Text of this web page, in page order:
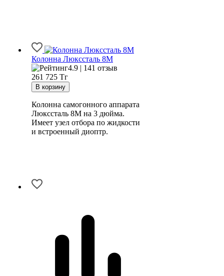
Колонна Люкссталь 8М
4.9 | 141 отзыв
261 725 Тг
Колонна самогонного аппарата
Люкссталь 8М на 3 дюйма.
Имеет узел отбора по жидкости
и встроенный диоптр.